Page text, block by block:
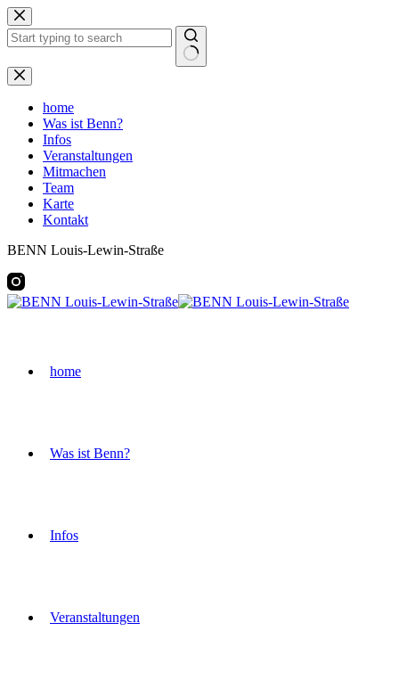
Zum
Inhalt
springen
Keine
Ergebnisse
home
Was ist Benn?
Infos
Veranstaltungen
Mitmachen
Team
Karte
Kontakt
BENN Louis-Lewin-Straße
home
Was ist Benn?
Infos
Veranstaltungen